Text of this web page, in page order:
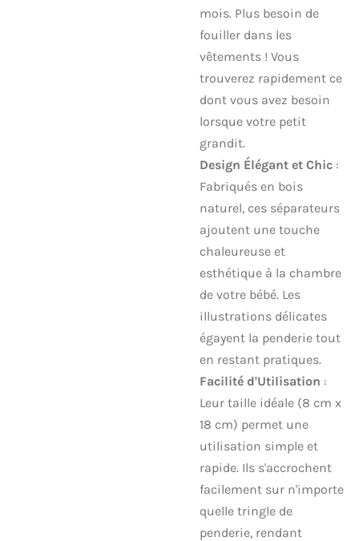
mois. Plus besoin de
fouiller dans les
vêtements ! Vous
trouverez rapidement ce
dont vous avez besoin
lorsque votre petit
grandit.
Design Élégant et Chic :
Fabriqués en bois
naturel, ces séparateurs
ajoutent une touche
chaleureuse et
esthétique à la chambre
de votre bébé. Les
illustrations délicates
égayent la penderie tout
en restant pratiques.
Facilité d'Utilisation :
Leur taille idéale (8 cm x
18 cm) permet une
utilisation simple et
rapide. Ils s'accrochent
facilement sur n'importe
quelle tringle de
penderie, rendant